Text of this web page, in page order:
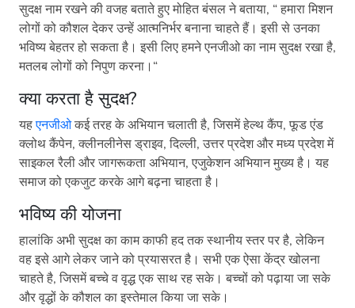
सुदक्ष नाम रखने की वजह बताते हुए मोहित बंसल ने बताया, “ हमारा मिशन
लोगों को कौशल देकर उन्हें आत्मनिर्भर बनाना चाहते हैं। इसी से उनका
भविष्य बेहतर हो सकता है। इसी लिए हमने एनजीओ का नाम सुदक्ष रखा है,
मतलब लोगों को निपुण करना।“
क्या करता है सुदक्ष?
यहएनजीओकई तरह के अभियान चलाती है, जिसमें हेल्थ कैंप, फूड एंड
क्लोथ कैंपेन, क्लीनलीनेस ड्राइव, दिल्ली, उत्तर प्रदेश और मध्य प्रदेश में
साइकल रैली और जागरूकता अभियान, एजुकेशन अभियान मुख्य है। यह
समाज को एकजुट करके आगे बढ़ना चाहता है।
भविष्य की योजना
हालांकि अभी सुदक्ष का काम काफी हद तक स्थानीय स्तर पर है, लेकिन
वह इसे आगे लेकर जाने को प्रयासरत है। सभी एक ऐसा केंद्र खोलना
चाहते है, जिसमें बच्चे व वृद्ध एक साथ रह सके। बच्चों को पढ़ाया जा सके
और वृद्धों के कौशल का इस्तेमाल किया जा सके।